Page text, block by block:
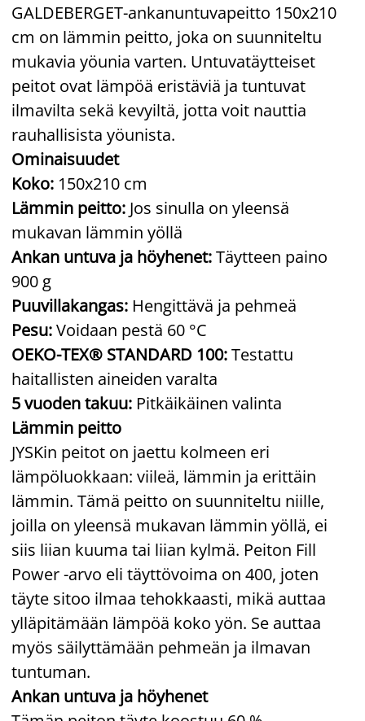
GALDEBERGET-ankanuntuvapeitto 150x210
cm on lämmin peitto, joka on suunniteltu
mukavia yöunia varten. Untuvatäytteiset
peitot ovat lämpöä eristäviä ja tuntuvat
ilmavilta sekä kevyiltä, jotta voit nauttia
rauhallisista yöunista.
Ominaisuudet
Koko: 150x210 cm
Lämmin peitto: Jos sinulla on yleensä
mukavan lämmin yöllä
Ankan untuva ja höyhenet:Täytteen paino
900 g
Puuvillakangas: Hengittävä ja pehmeä
Pesu:Voidaan pestä 60 °C
OEKO-TEX® STANDARD 100:Testattu
haitallisten aineiden varalta
5 vuoden takuu: Pitkäikäinen valinta
Lämmin peitto
JYSKin peitot on jaettu kolmeen eri
lämpöluokkaan: viileä, lämmin ja erittäin
lämmin. Tämä peitto on suunniteltu niille,
joilla on yleensä mukavan lämmin yöllä, ei
siis liian kuuma tai liian kylmä. Peiton Fill
Power -arvo eli täyttövoima on 400, joten
täyte sitoo ilmaa tehokkaasti, mikä auttaa
ylläpitämään lämpöä koko yön. Se auttaa
myös säilyttämään pehmeän ja ilmavan
tuntuman.
Ankan untuva ja höyhenet